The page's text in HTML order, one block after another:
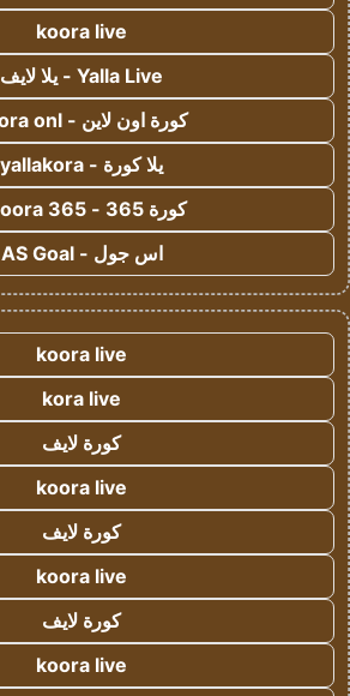
koora live
Yalla Live - يلا لايف
كورة اون لاين - koora onl
يلا كورة - yallakora
كورة 365 - kooora 365
اس جول - AS Goal
koora live
kora live
كورة لايف
koora live
كورة لايف
koora live
كورة لايف
koora live